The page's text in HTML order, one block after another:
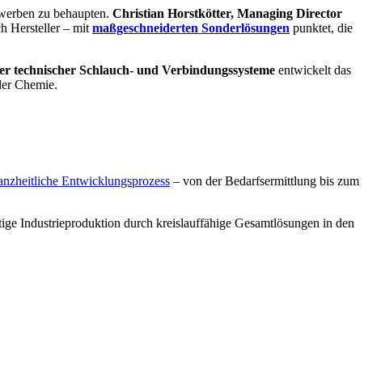
zu behaupten. Christian Horstkötter, Managing Director
Hersteller – mit maßgeschneiderten Sonderlösungen punktet, die
technischer Schlauch- und Verbindungssysteme entwickelt das
Chemie.
Entwicklungsprozess – von der Bedarfsermittlung bis zum
Industrieproduktion durch kreislauffähige Gesamtlösungen in den